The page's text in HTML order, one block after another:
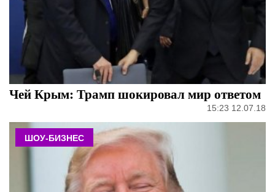
Чей Крым: Трамп шокировал мир ответом
15:23 12.07.18
ШОУ-БИЗНЕС